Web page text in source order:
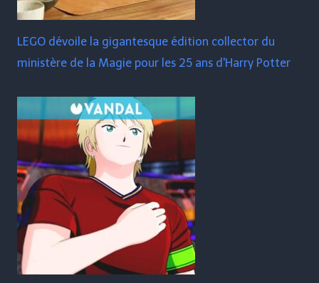
LEGO dévoile la gigantesque édition collector du
ministère de la Magie pour les 25 ans d'Harry Potter